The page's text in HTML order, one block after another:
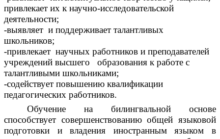
привлекает их к научно-исследовательской
деятельности;
-выявляет и поддерживает талантливых
школьников;
-привлекает научных работников и преподавателей
учреждений высшего образования к работе с
талантливыми школьниками;
-содействует повышению квалификации
педагогических работников.
Обучение на билингвальной основе
способствует совершенствованию общей языковой
подготовки и владения иностранным языком в